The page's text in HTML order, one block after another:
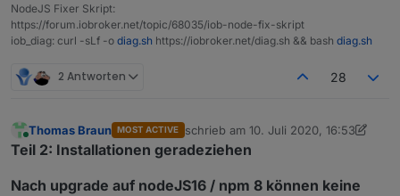
NodeJS Fixer Skript:
https://forum.iobroker.net/topic/68035/iob-node-fix-skript
iob_diag: curl -sLf -o diag.sh https://iobroker.net/diag.sh && bash diag.sh
2 Antworten 28
Online
Thomas Braun MOST ACTIVE schrieb am 10. Juli 2020, 16:53
zuletzt editiert von Thomas Braun
Teil 2: Installationen geradeziehen
Nach upgrade auf nodeJS16 / npm 8 können keine